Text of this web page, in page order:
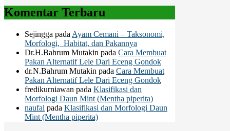
Komentar Terbaru
Sejingga pada Ayam Cemani – Taksonomi,
Morfologi, Habitat, dan Pakannya
Dr.H.Bahrum Mutakin pada Cara Membuat
Pakan Alternatif Lele Dari Eceng Gondok
dr.N.Bahrum Mutakin pada Cara Membuat
Pakan Alternatif Lele Dari Eceng Gondok
fredikurniawan pada Klasifikasi dan
Morfologi Daun Mint (Mentha piperita)
naufal pada Klasifikasi dan Morfologi Daun
Mint (Mentha piperita)